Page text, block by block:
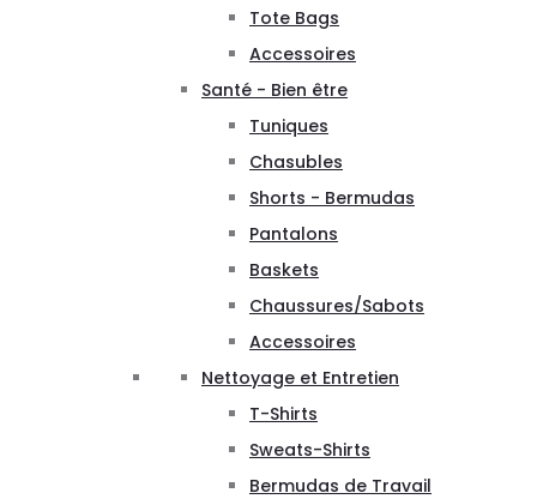
Tote Bags
Accessoires
Santé - Bien être
Tuniques
Chasubles
Shorts - Bermudas
Pantalons
Baskets
Chaussures/Sabots
Accessoires
Nettoyage et Entretien
T-Shirts
Sweats-Shirts
Bermudas de Travail